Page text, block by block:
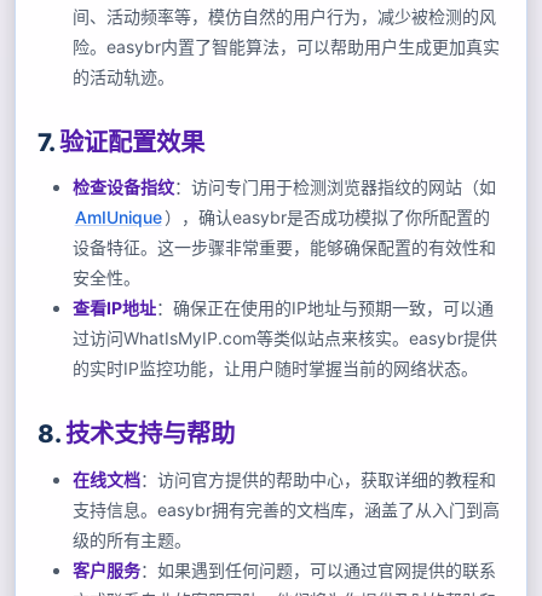
间、活动频率等，模仿自然的用户行为，减少被检测的风
险。easybr内置了智能算法，可以帮助用户生成更加真实
的活动轨迹。
7.验证配置效果
检查设备指纹：访问专门用于检测浏览器指纹的网站（如
AmIUnique ），确认easybr是否成功模拟了你所配置的
设备特征。这一步骤非常重要，能够确保配置的有效性和
安全性。
查看IP地址：确保正在使用的IP地址与预期一致，可以通
过访问WhatIsMyIP.com等类似站点来核实。easybr提供
的实时IP监控功能，让用户随时掌握当前的网络状态。
8.技术支持与帮助
在线文档：访问官方提供的帮助中心，获取详细的教程和
支持信息。easybr拥有完善的文档库，涵盖了从入门到高
级的所有主题。
客户服务：如果遇到任何问题，可以通过官网提供的联系